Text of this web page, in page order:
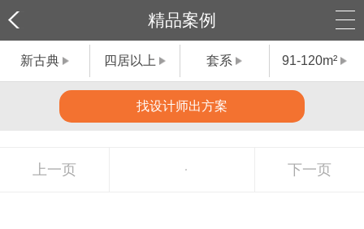
精品案例
新古典 四居以上 套系 91-120m²
找设计师出方案
上一页 下一页